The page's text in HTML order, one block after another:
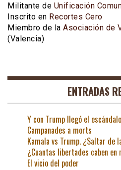
Militante de Unificación
Inscrito en Recortes Cero
Miembro de la Asociación de
(Valencia)
ENTRADAS
Y con Trump llegó el escándalo
Campanades a morts
Kamala vs Trump. ¿Saltar de
¿Cuantas libertades caben
El vicio del poder